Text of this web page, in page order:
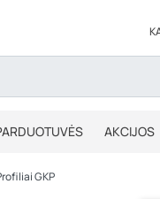
AKCIJOS
GKP